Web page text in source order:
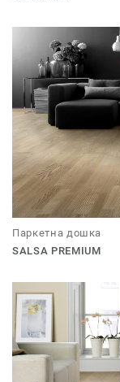
Паркетна дошка
SALSA PREMIUM